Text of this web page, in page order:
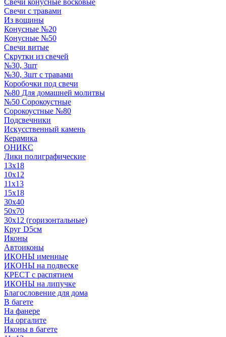
Свечи конусные восковые
Свечи с травами
Из вощины
Конусные №20
Конусные №50
Свечи витые
Скрутки из свечей
№30, 3шт
№30, 3шт с травами
Коробочки под свечи
№80 Для домашней молитвы
№50 Сорокоустные
Сорокоустные №80
Подсвечники
Искусственный камень
Керамика
ОНИКС
Лики полиграфические
13x18
10x12
11х13
15х18
30x40
50x70
30x12 (горизонтальные)
Круг D5см
Иконы
Автоиконы
ИКОНЫ именные
ИКОНЫ на подвеске
КРЕСТ с распятием
ИКОНЫ на липучке
Благословение для дома
В багете
На фанере
На оргалите
Иконы в багете